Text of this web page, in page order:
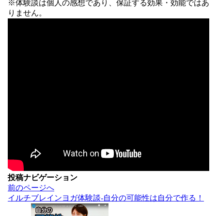
※体験談は個人の感想であり、保証する効果・効能ではあ
りません。
投稿ナビゲーション
前のページへ
イルチブレインヨガ体験談-自分の可能性は自分で作る！